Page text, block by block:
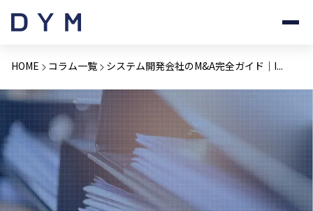
HOME コラム一覧 システム開発会社のM&A完全ガイド｜I...